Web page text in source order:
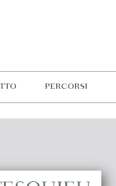
PERCORSI